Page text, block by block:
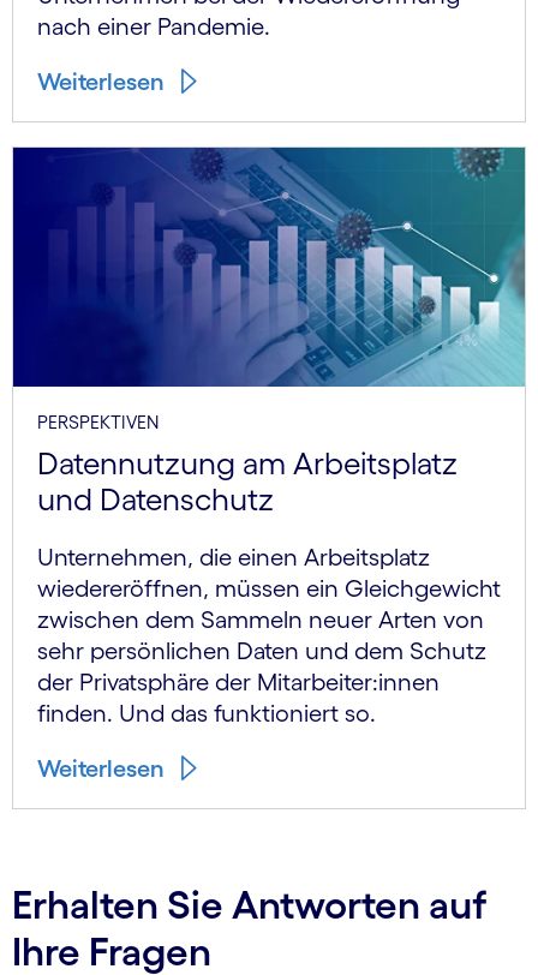
nach einer Pandemie.
Weiterlesen
PERSPEKTIVEN
Datennutzung am Arbeitsplatz
und Datenschutz
Unternehmen, die einen Arbeitsplatz
wiedereröffnen, müssen ein Gleichgewicht
zwischen dem Sammeln neuer Arten von
sehr persönlichen Daten und dem Schutz
der Privatsphäre der Mitarbeiter:innen
finden. Und das funktioniert so.
Weiterlesen
Erhalten Sie Antworten auf
Ihre Fragen